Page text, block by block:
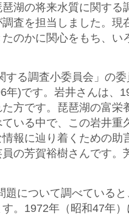
湖の将来水質に関する
査を担当しました。現
のかに関心をもち、い
する調査小委員会」の
年)です。岩井さんは、
方です。琵琶湖の富栄
いる中で、この岩井重
報に辿り着くための助
の芳賀裕樹さんです。
題について調べている
。1972年（昭和47年